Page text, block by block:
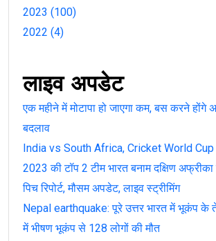
2023 (100)
2022 (4)
लाइव अपडेट
एक महीने में मोटापा हो जाएगा कम, बस करने होंगे
बदलाव
India vs South Africa, Cricket World Cup
2023 की टॉप 2 टीम भारत बनाम दक्षिण
पिच रिपोर्ट, मौसम अपडेट, लाइव स्ट्रीमिंग
Nepal earthquake: पूरे उत्तर भारत में भूकंप
में भीषण भूकंप से 128 लोगों की मौत